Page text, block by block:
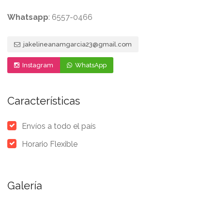
Whatsapp: 6557-0466
jakelineanamgarcia23@gmail.com
Instagram WhatsApp
Características
Envíos a todo el país
Horario Flexible
Galería